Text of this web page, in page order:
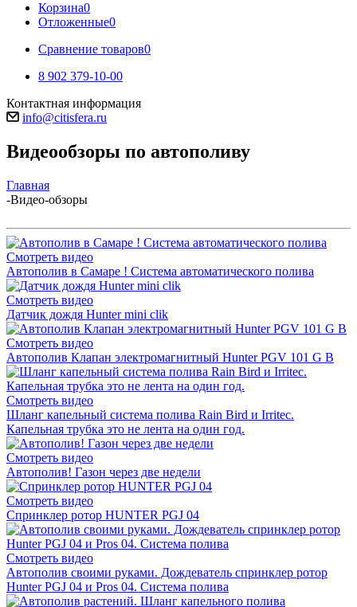
Корзина0
Отложенные0
Сравнение товаров0
8 902 379-10-00
Контактная информация
info@citisfera.ru
Видеообзоры по автополиву
Главная
-Видео-обзоры
Смотреть видео
Автополив в Самаре ! Система автоматического полива
Смотреть видео
Датчик дождя Hunter mini clik
Смотреть видео
Автополив Клапан электромагнитный Hunter PGV 101 G B
Смотреть видео
Шланг капельный система полива Rain Bird и Irritec.
Капельная трубка это не лента на один год.
Смотреть видео
Автополив! Газон через две недели
Смотреть видео
Спринклер ротор HUNTER PGJ 04
Смотреть видео
Автополив своими руками. Дождеватель спринклер ротор
Hunter PGJ 04 и Pros 04. Система полива